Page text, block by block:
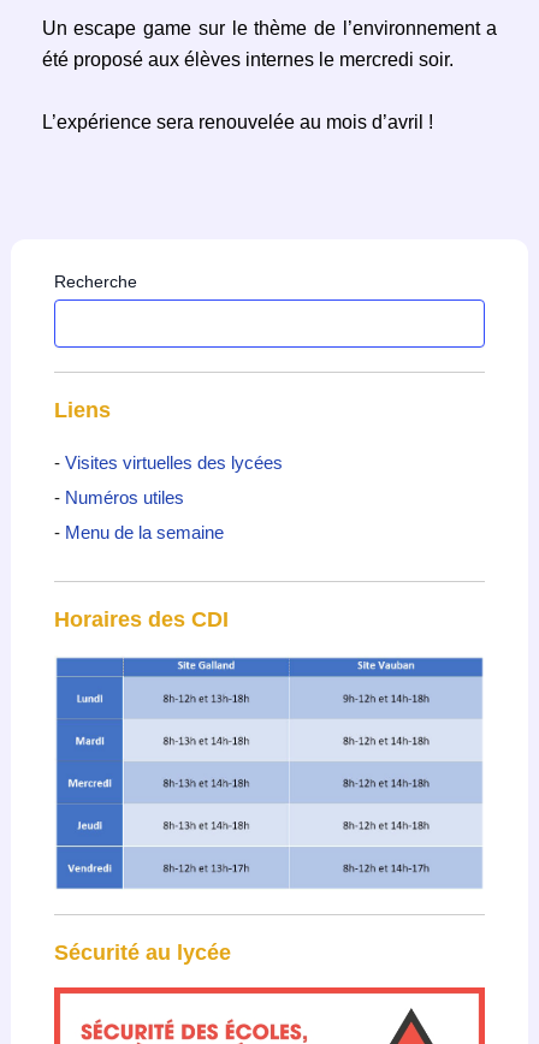
Un escape game sur le thème de l’environnement a
été proposé aux élèves internes le mercredi soir.
L’expérience sera renouvelée au mois d’avril !
Recherche
Liens
- Visites virtuelles des lycées
- Numéros utiles
- Menu de la semaine
Horaires des CDI
Sécurité au lycée